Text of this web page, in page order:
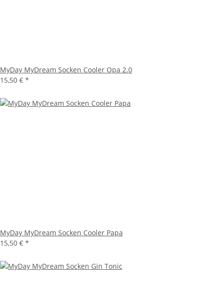
MyDay MyDream Socken Cooler Opa 2.0
15,50 € *
MyDay MyDream Socken Cooler Papa
15,50 € *